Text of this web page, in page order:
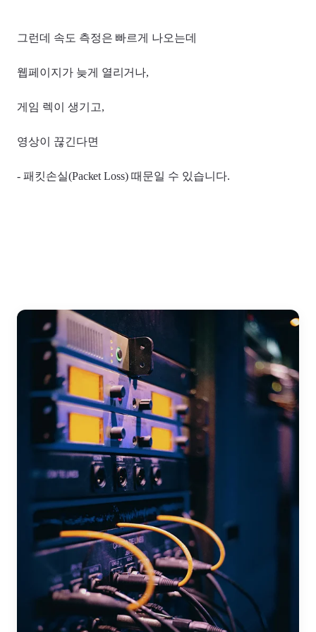
그런데 속도 측정은 빠르게 나오는데
웹페이지가 늦게 열리거나,
게임 렉이 생기고,
영상이 끊긴다면
- 패킷손실(Packet Loss) 때문일 수 있습니다.